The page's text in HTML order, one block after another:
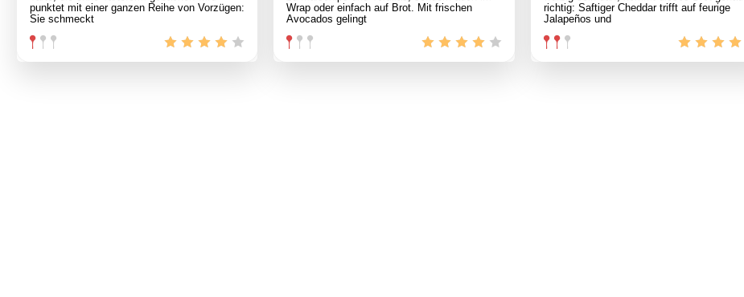
punktet mit einer ganzen Reihe von Vorzügen:
Sie schmeckt
Wrap oder einfach auf Brot. Mit frischen
Avocados gelingt
richtig: Saftiger Cheddar trifft auf feurige
Jalapeños und